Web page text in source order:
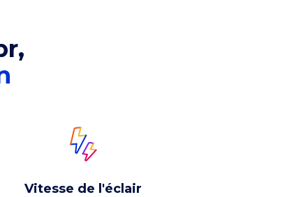
Vitesse de l'éclair